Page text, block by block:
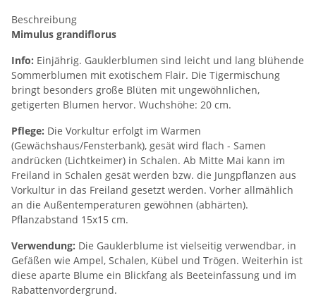
Beschreibung
Mimulus grandiflorus
Info: Einjährig. Gauklerblumen sind leicht und lang blühende
Sommerblumen mit exotischem Flair. Die Tigermischung
bringt besonders große Blüten mit ungewöhnlichen,
getigerten Blumen hervor. Wuchshöhe: 20 cm.
Pflege: Die Vorkultur erfolgt im Warmen
(Gewächshaus/Fensterbank), gesät wird flach - Samen
andrücken (Lichtkeimer) in Schalen. Ab Mitte Mai kann im
Freiland in Schalen gesät werden bzw. die Jungpflanzen aus
Vorkultur in das Freiland gesetzt werden. Vorher allmählich
an die Außentemperaturen gewöhnen (abhärten).
Pflanzabstand 15x15 cm.
Verwendung: Die Gauklerblume ist vielseitig verwendbar, in
Gefäßen wie Ampel, Schalen, Kübel und Trögen. Weiterhin ist
diese aparte Blume ein Blickfang als Beeteinfassung und im
Rabattenvordergrund.